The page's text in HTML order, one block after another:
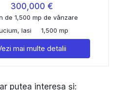
300,000 €
de 1,500 mp de vânzare
Iasi
1,500 mp
mai multe detalii
putea interesa și: